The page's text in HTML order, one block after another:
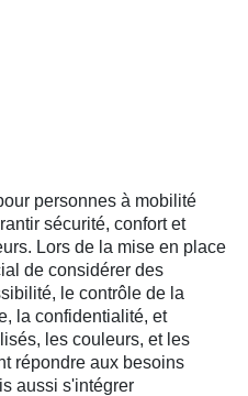
personnes à mobilité
sécurité, confort et
Lors de la mise en place
de considérer des
le contrôle de la
la confidentialité, et
les couleurs, et les
répondre aux besoins
aussi s'intégrer